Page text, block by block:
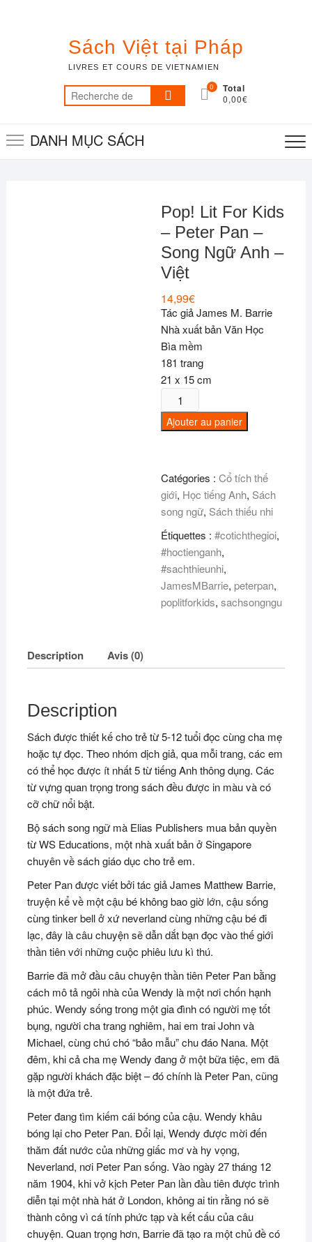
Sách Việt tại Pháp
LIVRES ET COURS DE VIETNAMIEN
Recherche
pour :
0 Total
0,00€
DANH MỤC SÁCH
Pop! Lit For Kids
– Peter Pan –
Song Ngữ Anh –
Việt
14,99€
Tác giả James M. Barrie
Nhà xuất bản Văn Học
Bìa mềm
181 trang
21 x 15 cm
quantité
de
Pop!
Kids
-
Peter
Pan
-
Song
Ngữ
Anh
-
Ajouter au panier
Catégories :Cổ tích thế
giới, Học tiếng Anh, Sách
song ngữ, Sách thiếu nhi
Étiquettes :#cotichthegioi,
#hoctienganh,
#sachthieunhi,
JamesMBarrie, peterpan,
poplitforkids,sachsongngu
Description Avis (0)
Description
Sách được thiết kế cho trẻ từ 5-12 tuổi đọc cùng cha mẹ
hoặc tự đọc. Theo nhóm dịch giả, qua mỗi trang, các em
có thể học được ít nhất 5 từ tiếng Anh thông dụng. Các
từ vựng quan trọng trong sách đều được in màu và có
cỡ chữ nổi bật.
Bộ sách song ngữ mà Elias Publishers mua bản quyền
từ WS Educations, một nhà xuất bản ở Singapore
chuyên về sách giáo dục cho trẻ em.
Peter Pan được viết bởi tác giả James Matthew Barrie,
truyện kể về một cậu bé không bao giờ lớn, cậu sống
cùng tinker bell ở xứ neverland cùng những cậu bé đi
lạc, đây là câu chuyện sẽ dẫn dắt bạn đọc vào thế giới
thần tiên với những cuộc phiêu lưu kì thú.
Barrie đã mở đầu câu chuyện thần tiên Peter Pan bằng
cách mô tả ngôi nhà của Wendy là một nơi chốn hạnh
phúc. Wendy sống trong một gia đình có người mẹ tốt
bụng, người cha trang nghiêm, hai em trai John và
Michael, cùng chú chó “bảo mẫu” chu đáo Nana. Một
đêm, khi cả cha mẹ Wendy đang ở một bữa tiệc, em đã
gặp người khách đặc biệt – đó chính là Peter Pan, cũng
là một đứa trẻ.
Peter đang tìm kiếm cái bóng của cậu. Wendy khâu
bóng lại cho Peter Pan. Đổi lại, Wendy được mời đến
thăm đất nước của những giấc mơ và hy vọng,
Neverland, nơi Peter Pan sống. Vào ngày 27 tháng 12
năm 1904, khi vở kịch Peter Pan lần đầu tiên được trình
diễn tại một nhà hát ở London, không ai tin rằng nó sẽ
thành công vì cá tính phức tạp và kết cấu của câu
chuyện. Quan trọng hơn, Barrie đã tạo ra một chủ đề có